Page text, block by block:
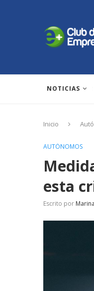
NOTICIAS
Inicio
AUTÓNOMOS
esta
Escrito por